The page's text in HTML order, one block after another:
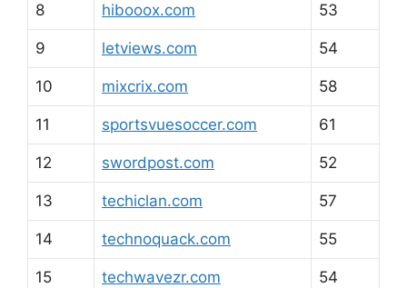
8 hibooox.com 53
9 letviews.com 54
10 mixcrix.com 58
11 sportsvuesoccer.com 61
12 swordpost.com 52
13 techiclan.com 57
14 technoquack.com 55
15 techwavezr.com 54